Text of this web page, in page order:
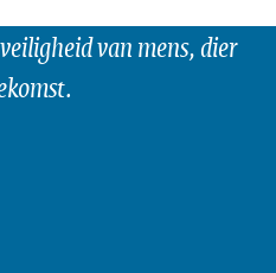
van mens, dier